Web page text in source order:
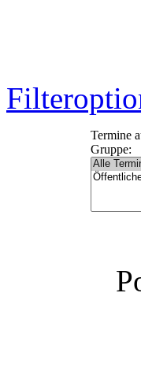
Termine
Gruppe: